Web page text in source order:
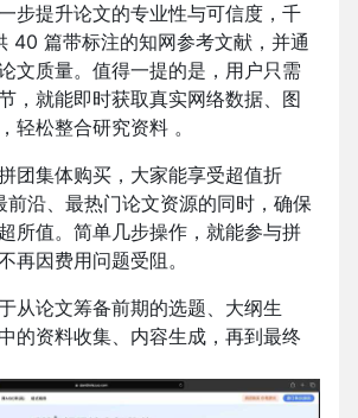
步提升论文的专业性与可信度，千
40 篇带标注的知网参考文献，并通
文质量。值得一提的是，用户只需
，就能即时获取真实网络数据、图
轻松整合研究资料 。​
团集体购买，大家能享受超值折
前沿、最热门论文资源的同时，确保
所值。简单几步操作，就能参与拼
再因费用问题受阻。
从论文筹备前期的选题、大纲生
的资料收集、内容生成，再到最终